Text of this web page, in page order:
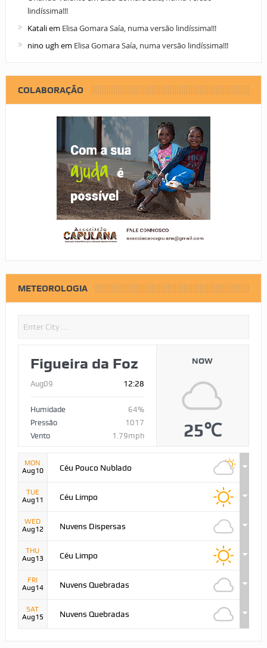
lindíssima!!!
Kataliem Elisa Gomara Saía, numa versão lindíssima!!!
nino ugh em Elisa Gomara Saía, numa versão lindíssima!!!
COLABORAÇÃO
METEOROLOGIA
Figueira da Foz
Aug09 12:28
Humidade
64%
Pressão
1017
Vento
1.79mph
NOW
25℃
MON
Aug10
Céu Pouco Nublado
TUE
Aug11
Céu Limpo
WED
Aug12
Nuvens Dispersas
THU
Aug13
Céu Limpo
FRI
Aug14
Nuvens Quebradas
SAT
Aug15
Nuvens Quebradas